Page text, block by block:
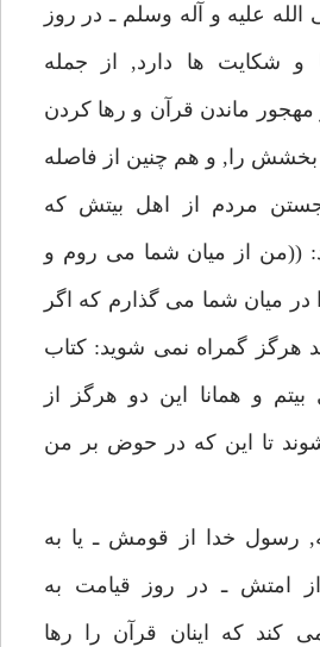
عليه و آله وسلم ـ در روز
و شكايت ها دارد, از جمله
ماندن قرآن و رها كردن
بخشش را, و هم چنين از فاصله
مردم از اهل بيتش كه
((من از ميان شما مى روم و
در ميان شما مى گذارم كه اگر
هرگز گمراه نمى شويد: كتاب
و همانا اين دو هرگز از
تا اين كه در حوض بر من
رسول خدا از قومش ـ يا به
امتش ـ در روز قيامت به
كند كه اينان قرآن را رها